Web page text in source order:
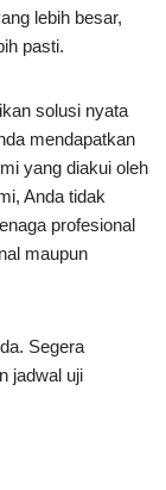
lebih besar,
pasti.
solusi nyata
mendapatkan
yang diakui oleh
Anda tidak
profesional
maupun
Segera
jadwal uji